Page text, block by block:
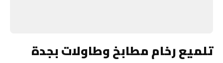
تلميع رخام مطابخ وطاولات بجدة